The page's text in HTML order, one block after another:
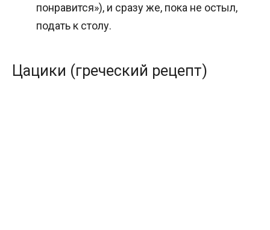
понравится»), и сразу же, пока не остыл,
подать к столу.
Цацики (греческий рецепт)